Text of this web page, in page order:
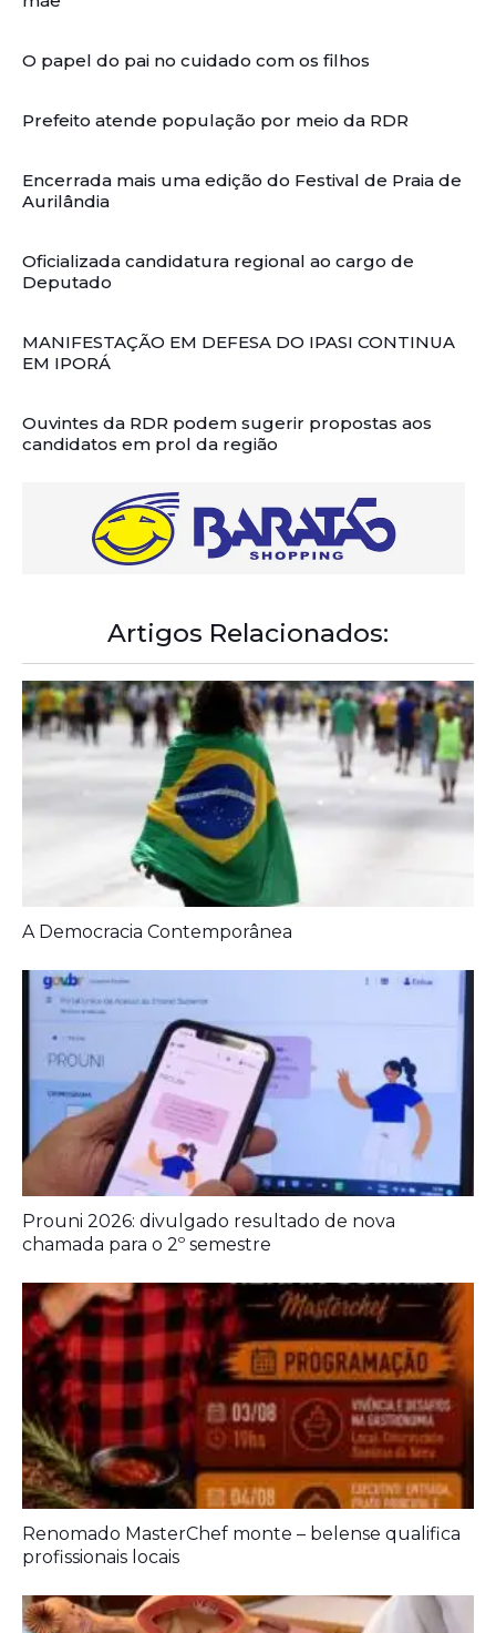
O papel do pai no cuidado com os filhos
Prefeito atende população por meio da RDR
Encerrada mais uma edição do Festival de Praia de
Aurilândia
Oficializada candidatura regional ao cargo de
Deputado
MANIFESTAÇÃO EM DEFESA DO IPASI CONTINUA
EM IPORÁ
Ouvintes da RDR podem sugerir propostas aos
candidatos em prol da região
Artigos Relacionados:
A Democracia Contemporânea
chamada para o 2º semestre